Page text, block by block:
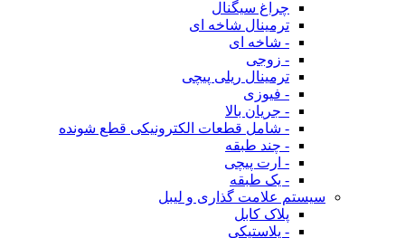
چراغ سیگنال
ترمینال شاخه ای
- شاخه ای
- زوجی
ترمینال ریلی پیچی
- فیوزی
- جریان بالا
- شامل قطعات الکترونیکی قطع شونده
- چند طبقه
- ارت پیچی
- یک طبقه
سیستم علامت گذاری و لیبل
پلاک کابل
- پلاستیکی